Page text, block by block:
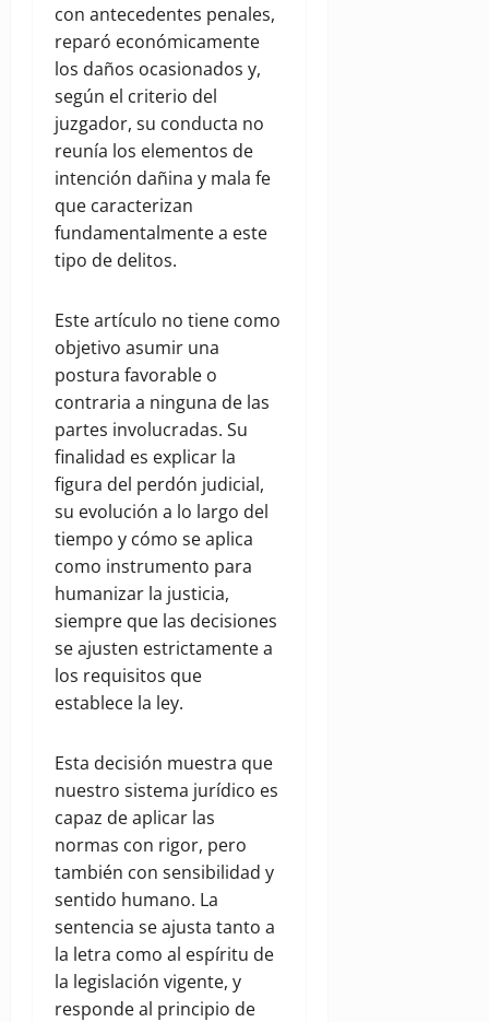
con antecedentes penales,
reparó económicamente
los daños ocasionados y,
según el criterio del
juzgador, su conducta no
reunía los elementos de
intención dañina y mala fe
que caracterizan
fundamentalmente a este
tipo de delitos.
Este artículo no tiene como
objetivo asumir una
postura favorable o
contraria a ninguna de las
partes involucradas. Su
finalidad es explicar la
figura del perdón judicial,
su evolución a lo largo del
tiempo y cómo se aplica
como instrumento para
humanizar la justicia,
siempre que las decisiones
se ajusten estrictamente a
los requisitos que
establece la ley.
Esta decisión muestra que
nuestro sistema jurídico es
capaz de aplicar las
normas con rigor, pero
también con sensibilidad y
sentido humano. La
sentencia se ajusta tanto a
la letra como al espíritu de
la legislación vigente, y
responde al principio de